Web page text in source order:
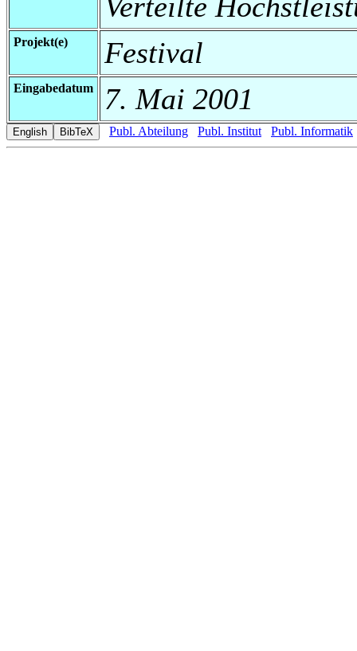
Projekt(e) Festival
Eingabedatum 7. Mai 2001
Publ. Abteilung Publ. Institut Publ. Informatik